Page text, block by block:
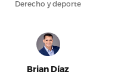
Derecho y deporte
Brian Díaz